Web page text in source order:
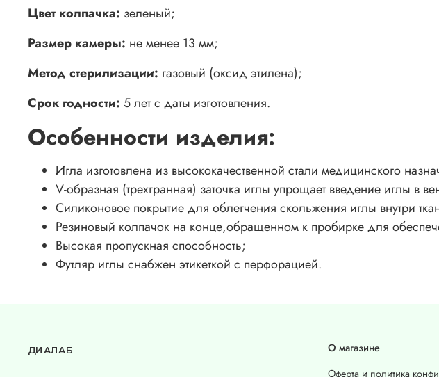
Цвет колпачка: зеленый;
Размер камеры: не менее 13 мм;
Метод стерилизации: газовый (оксид этилена);
Срок годности: 5 лет с даты изготовления.
Особенности изделия:
Игла изготовлена из высококачественной стали медицинского
V-образная (трехгранная) заточка иглы упрощает введение иглы в
Силиконовое покрытие для облегчения скольжения иглы внутри
Резиновый колпачок на конце,обращенном к пробирке для
Высокая пропускная способность;
Футляр иглы снабжен этикеткой с перфорацией.
О магазине
Оферта и политика
ДИАЛАБ